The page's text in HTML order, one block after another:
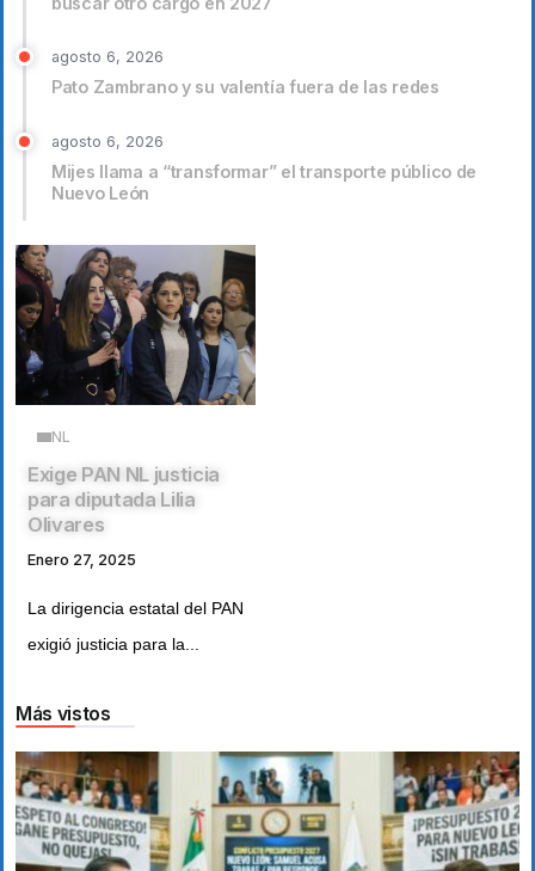
agosto 6, 2026
Pato Zambrano y su valentía fuera de las redes
agosto 6, 2026
Mijes llama a “transformar” el transporte público de
Nuevo León
NL
Exige PAN NL justicia
para diputada Lilia
Olivares
Enero 27, 2025
La dirigencia estatal del PAN
exigió justicia para la...
Más vistos